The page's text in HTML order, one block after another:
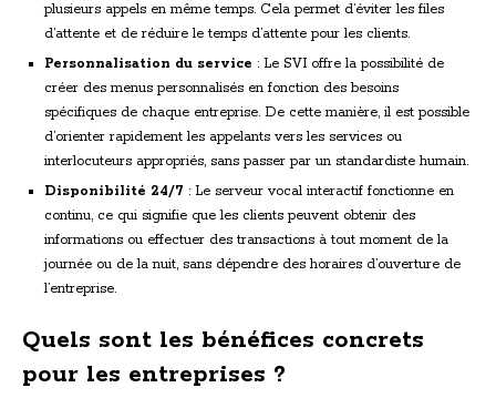
plusieurs appels en même temps. Cela permet d’éviter les files
d’attente et de réduire le temps d’attente pour les clients.
Personnalisation du service : Le SVI offre la possibilité de
créer des menus personnalisés en fonction des besoins
spécifiques de chaque entreprise. De cette manière, il est possible
d’orienter rapidement les appelants vers les services ou
interlocuteurs appropriés, sans passer par un standardiste humain.
Disponibilité 24/7 : Le serveur vocal interactif fonctionne en
continu, ce qui signifie que les clients peuvent obtenir des
informations ou effectuer des transactions à tout moment de la
journée ou de la nuit, sans dépendre des horaires d’ouverture de
l’entreprise.
Quels sont les bénéfices concrets
pour les entreprises ?